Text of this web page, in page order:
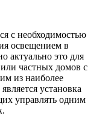
с необходимостью
освещением в
актуально это для
частных домов с
из наиболее
установка
управлять одним